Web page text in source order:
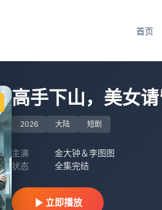
首页
高手下山，美女
2026 大陆 短剧
主演
金大钟＆李图图
状态
全集完结
立即播放